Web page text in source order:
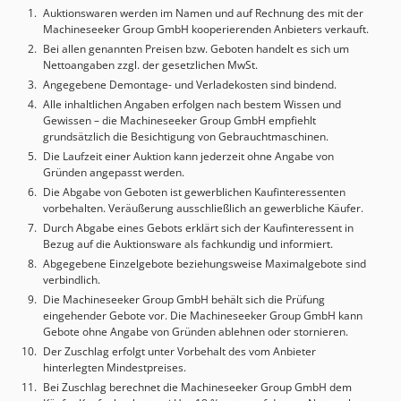
Hinteranschlaggeschwindigkeit R-Achse: 150 mm/s
Verfahrweg des Hinteranschlags Z-Achse: 1.000 mm Länge
der vorderen Konsolen (ab Messer): 1.500 mm
Geschwindigkeit des hinteren Puffers: 125 mm/s Anzahl
der Schnitte bei voller Länge: 18/min Anzahl der Schnitte
bei minimaler Länge: 46/min Min. Schnittspalt: 0,04 mm
Max. Schnittspalt: 0,5 mm Positioniergenauigkeit: +/-0,03
mm MASCHINEN-DETAILS Dsdpfx Alew Ucy Ieiock Art des
Eingangsstroms: Drehstrom Hauptstromversorgung:
3/N/PE - 50Hz - 400/230V Motorleistung: 30 kW
Gesamtgewicht: 12.500 kg Gesamtlänge: 4.000 mm
Gesamtbreite: 4.500 mm Gesamthöhe: 2.000 mm
AUSSTATTUNG - Dokumentation/Handbuch - Fingerschutz -
Sicherheitslichtschranke BESCHREIBUNG Die SafanDarley
Tafelscheren sind mit einer einzigartigen Technologie
ausgestattet. Die Steuerung der Hydraulik wird von der
Elektronik während des Schneidprozesses kontrolliert. Die
Menge an Strom, die bei dieser Art von Lösung verbraucht
wird, wird entsprechend der Dicke des zu schneidenden
Materials berechnet. Der spielfreie Kugelumlaufstößel
ermöglicht eine Positionierung mit einer Genauigkeit von
Auktionswaren werden im Namen und auf Rechnung des mit der
Machineseeker Group GmbH kooperierenden Anbieters verkauft.
Bei allen genannten Preisen bzw. Geboten handelt es sich um
Nettoangaben zzgl. der gesetzlichen MwSt.
Angegebene Demontage- und Verladekosten sind bindend.
Alle inhaltlichen Angaben erfolgen nach bestem Wissen und
Gewissen – die Machineseeker Group GmbH empfiehlt
grundsätzlich die Besichtigung von Gebrauchtmaschinen.
Die Laufzeit einer Auktion kann jederzeit ohne Angabe von
Gründen angepasst werden.
Die Abgabe von Geboten ist gewerblichen Kaufinteressenten
vorbehalten. Veräußerung ausschließlich an gewerbliche Käufer.
Durch Abgabe eines Gebots erklärt sich der Kaufinteressent in
Bezug auf die Auktionsware als fachkundig und informiert.
Abgegebene Einzelgebote beziehungsweise Maximalgebote sind
verbindlich.
Die Machineseeker Group GmbH behält sich die Prüfung
eingehender Gebote vor. Die Machineseeker Group GmbH kann
Gebote ohne Angabe von Gründen ablehnen oder stornieren.
Der Zuschlag erfolgt unter Vorbehalt des vom Anbieter
hinterlegten Mindestpreises.
Bei Zuschlag berechnet die Machineseeker Group GmbH dem